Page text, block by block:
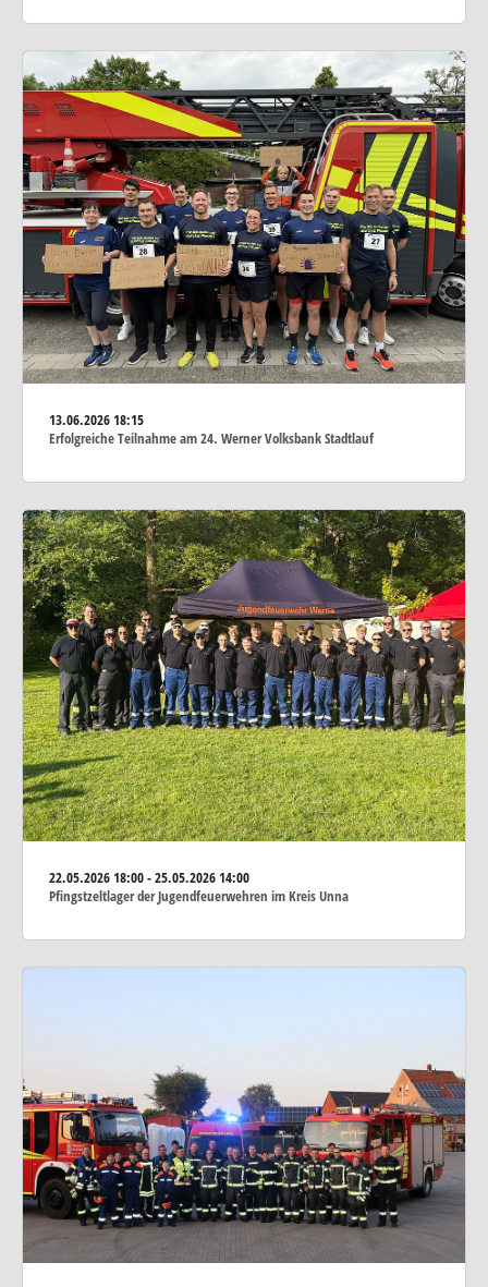
13.06.202618:15
Erfolgreiche Teilnahme am 24. Werner Volksbank Stadtlauf
22.05.202618:00 - 25.05.2026 14:00
Pfingstzeltlager der Jugendfeuerwehren im Kreis Unna